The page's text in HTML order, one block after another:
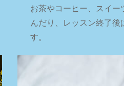
お茶やコーヒー、スイ
んだり、レッスン終了
す。